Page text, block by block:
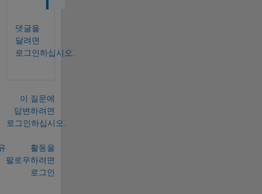
댓글을
달려면
로그인하십시오.
이 질문에
답변하려면
로그인하십시오.
활동을
팔로우하려면
로그인